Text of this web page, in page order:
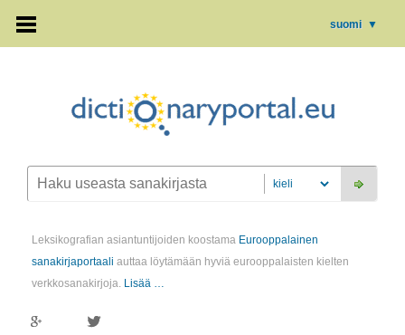
suomi ▼
Leksikografian asiantuntijoiden koostama Eurooppalainen
sanakirjaportaali auttaa löytämään hyviä eurooppalaisten kielten
verkkosanakirjoja. Lisää …